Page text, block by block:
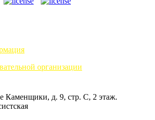
организации
Каменщики, д. 9, стр. С, 2 этаж.